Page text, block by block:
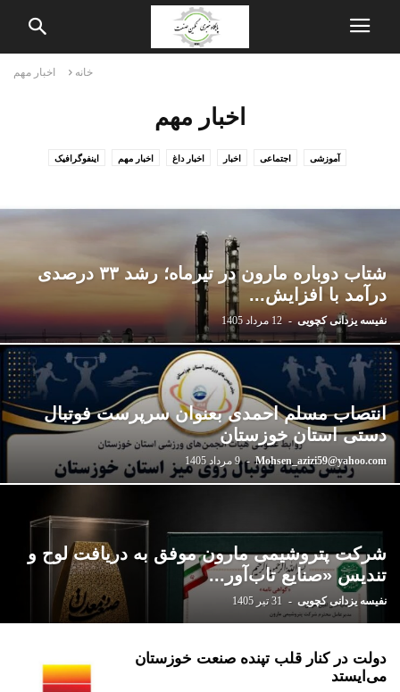
خانه اخبار مهم
اخبار مهم
آموزشی اجتماعی اخبار اخبار داغ اخبار مهم اینفوگرافیک
نفت ورزشی
شتاب دوباره مارون در تیرماه؛ رشد ۳۳ درصدی
درآمد با افزایش...
نفیسه یزدانی کچویی - 12 مرداد 1405
انتصاب مسلم احمدی بعنوان سرپرست فوتبال
دستی استان خوزستان
Mohsen_azizi59@yahoo.com
- 9 مرداد 1405
شرکت پتروشیمی مارون موفق به دریافت لوح و
تندیس «صنایع تاب‌آور...
نفیسه یزدانی کچویی - 31 تیر 1405
دولت در کنار قلب تپنده صنعت خوزستان
می‌ایستد